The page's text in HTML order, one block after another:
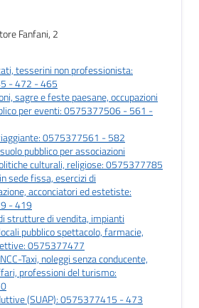
Fanfani, 2
tesserini non professionista:
- 472 - 465
sagre e feste paesane, occupazioni
per eventi: 0575377506 - 561 -
0575377561 - 582
pubblico per associazioni
culturali, religiose: 0575377785
sede fissa, esercizi di
acconciatori ed estetiste:
- 419
strutture di vendita, impianti
pubblico spettacolo, farmacie,
0575377477
Taxi, noleggi senza conducente,
professioni del turismo:
(SUAP): 0575377415 - 473